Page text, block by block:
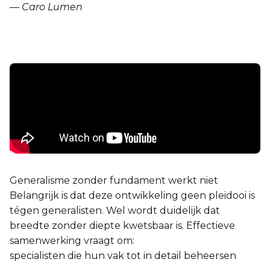
— Caro Lumen
Generalisme zonder fundament werkt niet
Belangrijk is dat deze ontwikkeling geen pleidooi is
tégen generalisten. Wel wordt duidelijk dat
breedte zonder diepte kwetsbaar is. Effectieve
samenwerking vraagt om:
specialisten die hun vak tot in detail beheersen